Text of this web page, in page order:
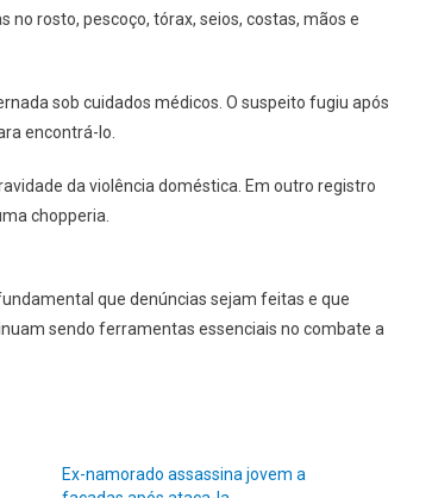
rosto, pescoço, tórax, seios, costas, mãos e
sob cuidados médicos. O suspeito fugiu após
encontrá-lo.
da violência doméstica. Em outro registro
chopperia.
que denúncias sejam feitas e que
sendo ferramentas essenciais no combate a
Ex-namorado assassina jovem a